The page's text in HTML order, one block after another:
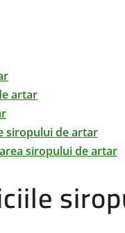
artar
siropului de artar
siropului de artar